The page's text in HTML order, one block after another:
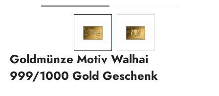
Goldmünze Motiv Walhai
999/1000 Gold Geschenk